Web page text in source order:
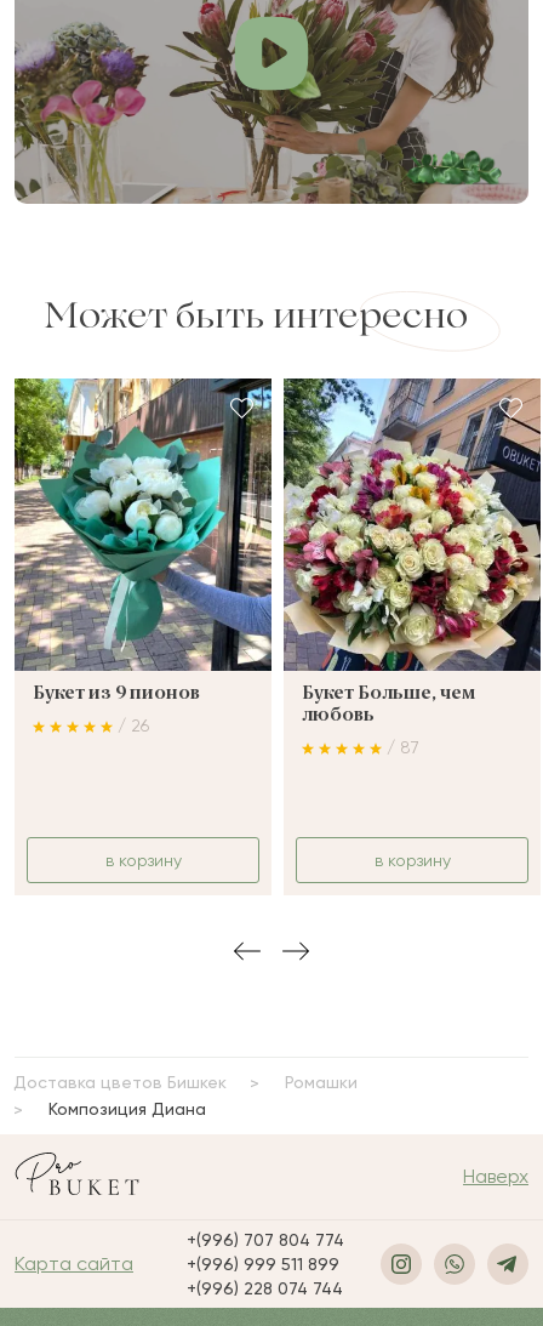
Может быть интересно
Букет из 9 пионов
/ 26
в корзину
Букет Больше, чем
любовь
/ 87
в корзину
Доставка цветов Бишкек
Ромашки
Композиция Диана
Наверх
Карта сайта
+(996) 707 804 774
+(996) 999 511 899
+(996) 228 074 744